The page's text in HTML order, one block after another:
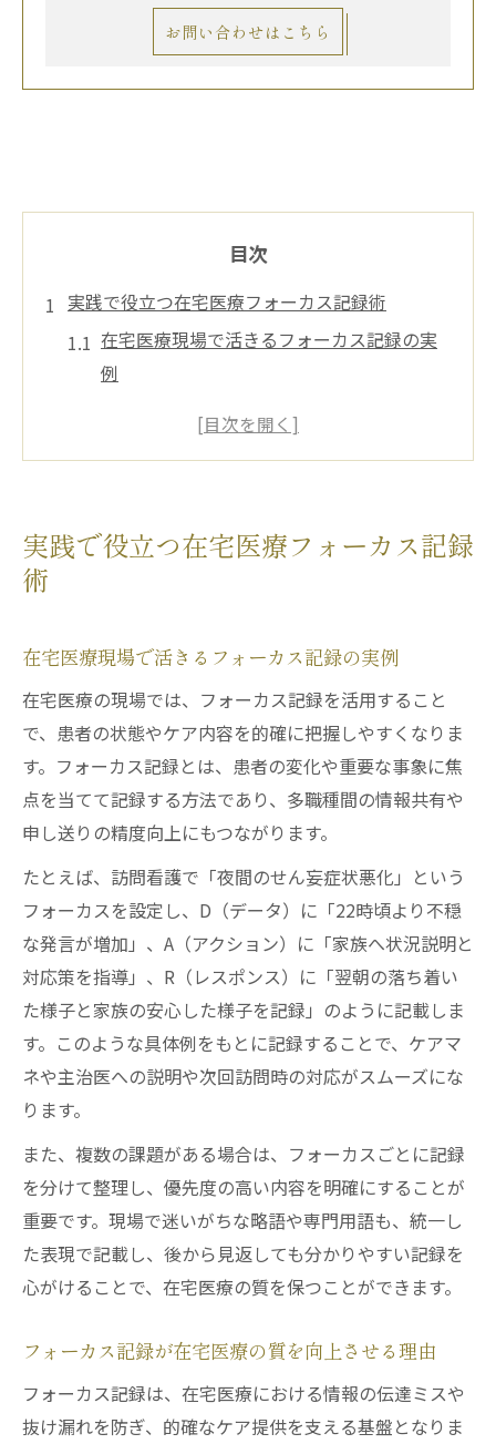
お問い合わせはこちら
目次
実践で役立つ在宅医療フォーカス記録術
在宅医療現場で活きるフォーカス記録の実
例
フォーカス記録が在宅医療の質を向上させ
毎日の在宅医療記録を正確に続けるコツ
フォーカス記録の基本と30日ルール解説
在宅医療で押さえたいフォーカス記録の基
本
30日ルールが在宅医療に与える影響と運用
法
在宅医療における記録更新のタイミング解
説
ショートステイ時の30日ルール運用ポイン
ト
在宅医療現場で迷わない記録方法の実践例
D・A・R式在宅医療記録のポイント整理
在宅医療で使うD・A・R記録法の基本構成
術
フォーカス記録とD・A・R式の違いと実用
例
在宅医療記録における略語と正確な使い方
在宅医療で複数課題を整理する記録の手法
フォーカス記録で複数問題を混在させない
方法
実践で役立つ在宅医療フォーカス記録
術
在宅医療現場で活きるフォーカス記録の実例
在宅医療の現場では、フォーカス記録を活用すること
で、患者の状態やケア内容を的確に把握しやすくなりま
す。フォーカス記録とは、患者の変化や重要な事象に焦
点を当てて記録する方法であり、多職種間の情報共有や
申し送りの精度向上にもつながります。
たとえば、訪問看護で「夜間のせん妄症状悪化」という
フォーカスを設定し、 D（データ）に「22時頃より不穏
な発言が増加」、A（アクション）に「家族へ状況説明と
対応策を指導」、R（レスポンス）に「翌朝の落ち着い
た様子と家族の安心した様子を記録」 のように記載しま
す。このような具体例をもとに記録することで、ケアマ
ネや主治医への説明や次回訪問時の対応がスムーズにな
ります。
また、複数の課題がある場合は、フォーカスごとに記録
を分けて整理し、優先度の高い内容を明確にすることが
重要です。現場で迷いがちな略語や専門用語も、統一し
た表現で記載し、後から見返しても分かりやすい記録を
心がけることで、在宅医療の質を保つことができます。
フォーカス記録が在宅医療の質を向上させる理由
フォーカス記録は、在宅医療における情報の伝達ミスや
抜け漏れを防ぎ、的確なケア提供を支える基盤となりま